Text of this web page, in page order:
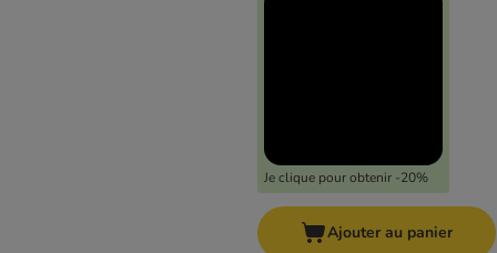
Je clique pour obtenir -20%
Ajouter au panier